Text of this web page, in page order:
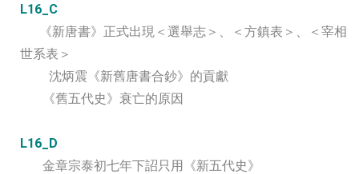
L16_C
《新唐書》正式出現＜選舉志＞、＜方鎮表＞、＜宰相
世系表＞
沈炳震《新舊唐書合鈔》的貢獻
《舊五代史》衰亡的原因
L16_D
金章宗泰初七年下詔只用《新五代史》